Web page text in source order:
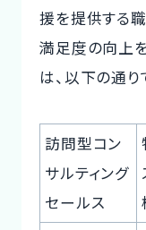
援を提供する
満足度の向上
は、以下の通り
訪問型コン
サルティング
セールス